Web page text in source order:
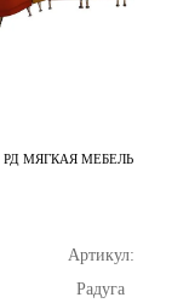
РД МЯГКАЯ МЕБЕЛЬ
Артикул:
Радуга